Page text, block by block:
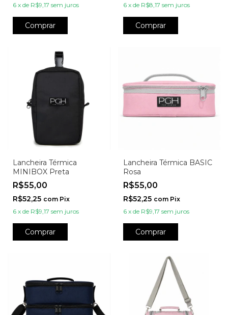
6 x de R$9,17 sem juros
Comprar
6 x de R$8,17 sem juros
Comprar
Lancheira Térmica
MINIBOX Preta
R$55,00
R$52,25 com Pix
6 x de R$9,17 sem juros
Comprar
Lancheira Térmica BASIC
Rosa
R$55,00
R$52,25 com Pix
6 x de R$9,17 sem juros
Comprar